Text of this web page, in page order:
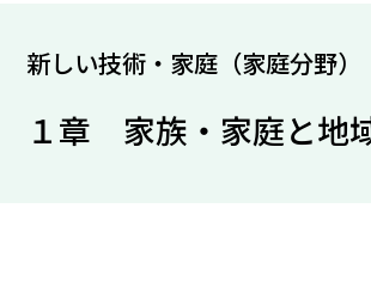
新しい技術・家庭（家庭分野）
１章 家族・家庭と地